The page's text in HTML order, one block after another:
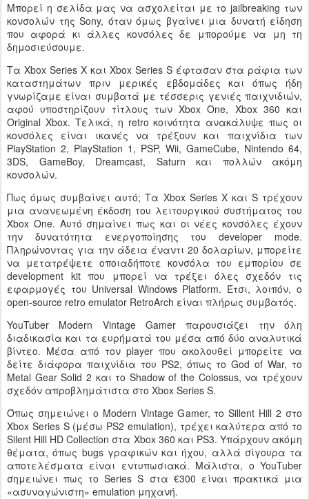
Μπορεί η σελίδα μας να ασχολείται με το jailbreaking των
κονσολών της Sony, όταν όμως βγαίνει μια δυνατή είδηση
που αφορά κι άλλες κονσόλες δε μπορούμε να μη τη
δημοσιεύσουμε.
Τα Xbox Series X και Xbox Series S έφτασαν στα ράφια των
καταστημάτων πριν μερικές εβδομάδες και όπως ήδη
γνωρίζαμε είναι συμβατά με τέσσερις γενιές παιχνιδιών,
αφού υποστηρίζουν τίτλους των Xbox One, Xbox 360 και
Original Xbox. Τελικά, η retro κοινότητα ανακάλυψε πως οι
κονσόλες είναι ικανές να τρέξουν και παιχνίδια των
PlayStation 2, PlayStation 1, PSP, Wii, GameCube, Nintendo 64,
3DS, GameBoy, Dreamcast, Saturn και πολλών ακόμη
κονσολών.
Πως όμως συμβαίνει αυτό; Τα Xbox Series X και S τρέχουν
μια ανανεωμένη έκδοση του λειτουργικού συστήματος του
Xbox One. Αυτό σημαίνει πως και οι νέες κονσόλες έχουν
την δυνατότητα ενεργοποίησης του developer mode.
Πληρώνοντας για την άδεια έναντι 20 δολαρίων, μπορείτε
να μετατρέψετε οποιαδήποτε κονσόλα του εμπορίου σε
development kit που μπορεί να τρέξει όλες σχεδόν τις
εφαρμογές του Universal Windows Platform. Έτσι, λοιπόν, ο
open-source retro emulator RetroArch είναι πλήρως συμβατός.
YouTuber Modern Vintage Gamer παρουσιάζει την όλη
διαδικασία και τα ευρήματά του μέσα από δύο αναλυτικά
βίντεο. Μέσα από τον player που ακολουθεί μπορείτε να
δείτε διάφορα παιχνίδια του PS2, όπως το God of War, το
Metal Gear Solid 2 και το Shadow of the Colossus, να τρέχουν
σχεδόν απροβλημάτιστα στο Xbox Series S.
Όπως σημειώνει ο Modern Vintage Gamer, το Sillent Hill 2 στο
Xbox Series S (μέσω PS2 emulation), τρέχει καλύτερα από το
Silent Hill HD Collection στα Xbox 360 και PS3. Υπάρχουν ακόμη
θέματα, όπως bugs γραφικών και ήχου, αλλά σίγουρα τα
αποτελέσματα είναι εντυπωσιακά. Μάλιστα, ο YouTuber
σημειώνει πως το Series S στα €300 είναι πρακτικά μια
«ασυναγώνιστη» emulation μηχανή.